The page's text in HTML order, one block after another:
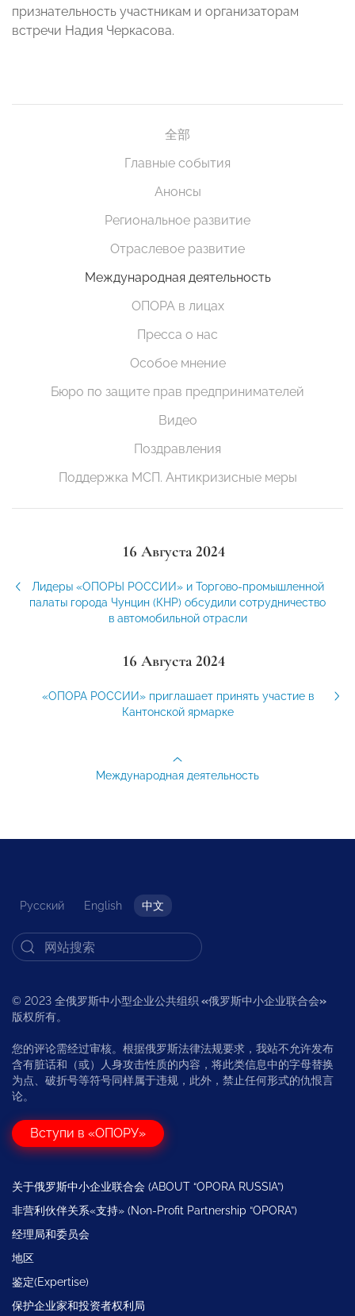
признательность участникам и организаторам
встречи Надия Черкасова.
全部
Главные события
Анонсы
Региональное развитие
Отраслевое развитие
Международная деятельность
ОПОРА в лицах
Пресса о нас
Особое мнение
Бюро по защите прав предпринимателей
Видео
Поздравления
Поддержка МСП. Антикризисные меры
16 Августа 2024
Лидеры «ОПОРЫ РОССИИ» и Торгово-промышленной
палаты города Чунцин (КНР) обсудили сотрудничество
в автомобильной отрасли
16 Августа 2024
«ОПОРА РОССИИ» приглашает принять участие в
Кантонской ярмарке
Международная деятельность
Русский English 中文
© 2023 全俄罗斯中小型企业公共组织 «俄罗斯中小企业联合会»
版权所有。
您的评论需经过审核。根据俄罗斯法律法规要求，我站不允许发布
含有脏话和（或）人身攻击性质的内容，将此类信息中的字母替换
为点、破折号等符号同样属于违规，此外，禁止任何形式的仇恨言
论。
Вступи в «ОПОРУ»
关于俄罗斯中小企业联合会 (ABOUT “OPORA RUSSIA”)
非营利伙伴关系«支持» (Non-Profit Partnership “OPORA”)
经理局和委员会
地区
鉴定(Expertise)
保护企业家和投资者权利局